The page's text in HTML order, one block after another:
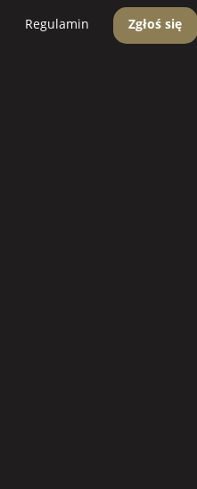
Regulamin Zgłoś się